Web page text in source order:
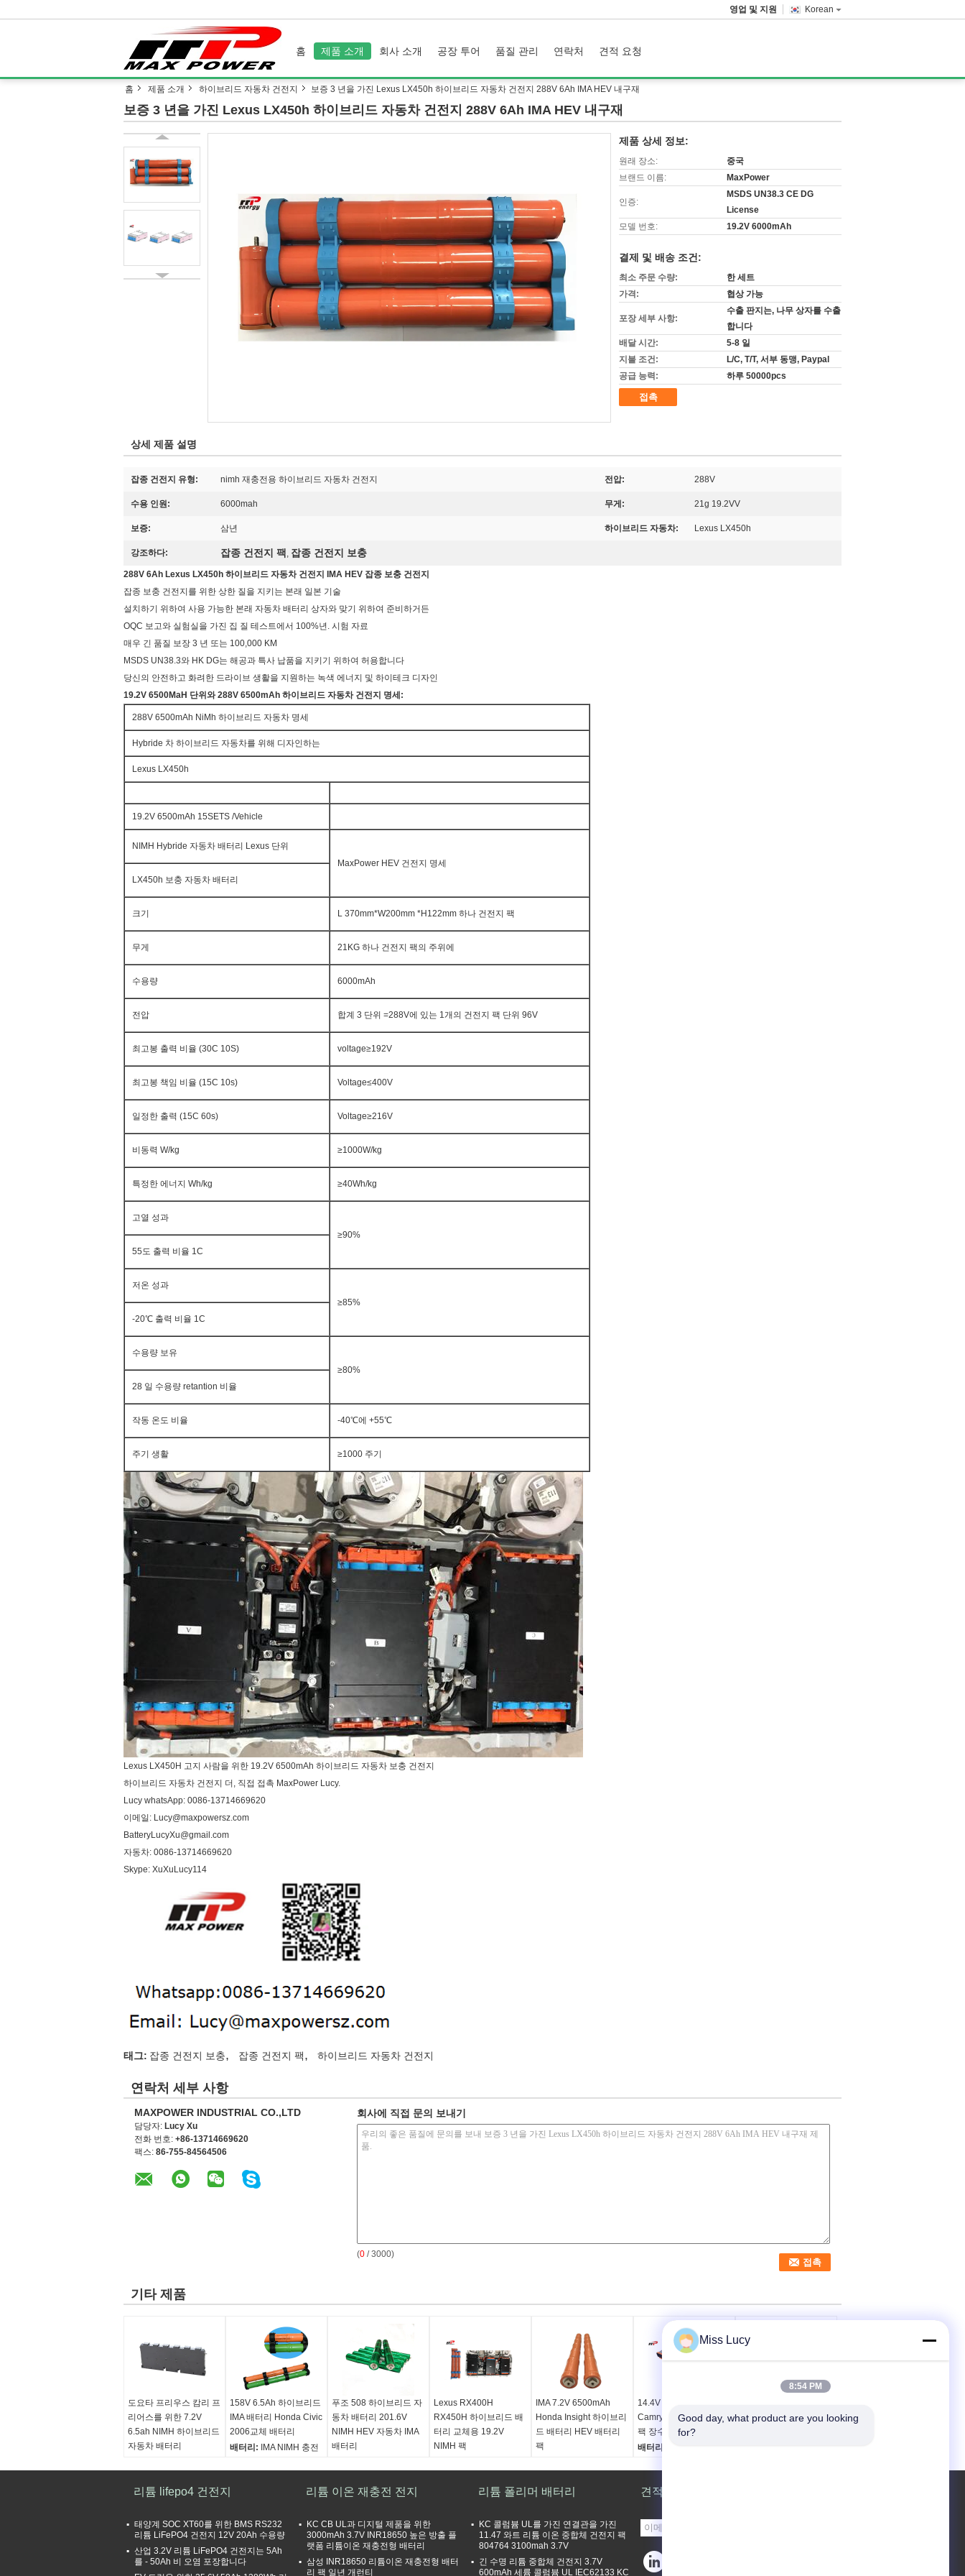
Korean
영업 및 지원
홈 제품 소개 회사 소개 공장 투어 품질 관리 연락처 견적 요청
홈 제품 소개 하이브리드 자동차 건전지 보증 3 년을 가진 Lexus LX450h 하이브리드 자동차 건전지 288V 6Ah IMA HEV 내구재
보증 3 년을 가진 Lexus LX450h 하이브리드 자동차 건전지 288V 6Ah IMA HEV 내구재
제품 상세 정보:
원래 장소:
중국
브랜드 이름:
MaxPower
인증:
MSDS UN38.3 CE DG
License
모델 번호:
19.2V 6000mAh
결제 및 배송 조건:
최소 주문 수량:
한 세트
가격:
협상 가능
포장 세부 사항:
수출 판지는, 나무 상자를 수출
합니다
배달 시간:
5-8 일
지불 조건:
L/C, T/T, 서부 동맹, Paypal
공급 능력:
하루 50000pcs
접촉
상세 제품 설명
잡종 건전지 유형: nimh 재충전용 하이브리드 자동차 건전지 전압: 288V
수용 인원: 6000mah 무게: 21g 19.2VV
보증: 삼년 하이브리드 자동차: Lexus LX450h
강조하다: 잡종 건전지 팩 , 잡종 건전지 보충
288V 6Ah Lexus LX450h 하이브리드 자동차 건전지 IMA HEV 잡종 보충 건전지
잡종 보충 건전지를 위한 상한 질을 지키는 본래 일본 기술
설치하기 위하여 사용 가능한 본래 자동차 배터리 상자와 맞기 위하여 준비하거든
OQC 보고와 실험실을 가진 집 질 테스트에서 100%년. 시험 자료
매우 긴 품질 보장 3 년 또는 100,000 KM
MSDS UN38.3와 HK DG는 해공과 특사 납품을 지키기 위하여 허용합니다
당신의 안전하고 화려한 드라이브 생활을 지원하는 녹색 에너지 및 하이테크 디자인
19.2V 6500MaH 단위와 288V 6500mAh 하이브리드 자동차 건전지 명세:
288V 6500mAh NiMh 하이브리드 자동차 명세
Hybride 차 하이브리드 자동차를 위해 디자인하는
Lexus LX450h
19.2V 6500mAh 15SETS /Vehicle
NIMH Hybride 자동차 배터리 Lexus 단위
MaxPower HEV 건전지 명세
LX450h 보충 자동차 배터리
크기 L 370mm*W200mm *H122mm 하나 건전지 팩
무게 21KG 하나 건전지 팩의 주위에
수용량 6000mAh
전압 합계 3 단위 =288V에 있는 1개의 건전지 팩 단위 96V
최고봉 출력 비율 (30C 10S) voltage≥192V
최고봉 책임 비율 (15C 10s) Voltage≤400V
일정한 출력 (15C 60s) Voltage≥216V
비동력 W/kg ≥1000W/kg
특정한 에너지 Wh/kg ≥40Wh/kg
고열 성과
≥90%
55도 출력 비율 1C
저온 성과
≥85%
-20℃ 출력 비율 1C
수용량 보유
≥80%
28 일 수용량 retantion 비율
작동 온도 비율 -40℃에 +55℃
주기 생활 ≥1000 주기
Lexus LX450H 고지 사람을 위한 19.2V 6500mAh 하이브리드 자동차 보충 건전지
하이브리드 자동차 건전지 더, 직접 접촉 MaxPower Lucy.
Lucy whatsApp: 0086-13714669620
이메일: Lucy@maxpowersz.com
BatteryLucyXu@gmail.com
자동차: 0086-13714669620
Skype: XuXuLucy114
태그: 잡종 건전지 보충, 잡종 건전지 팩, 하이브리드 자동차 건전지
연락처 세부 사항
MAXPOWER INDUSTRIAL CO.,LTD
담당자: Lucy Xu
전화 번호: +86-13714669620
팩스: 86-755-84564506
회사에 직접 문의 보내기
(0 / 3000)
기타 제품
도요타 프리우스 캄리 프
리어스를 위한 7.2V
6.5ah NIMH 하이브리드
자동차 배터리
전압:7.2V
싸이클 수명:6000 이상
생활 주기는 하이브리드
자동차의 설계를 했습니
다
158V 6.5Ah 하이브리드
IMA 배터리 Honda Civic
2006교체 배터리
배터리:
IMA NIMH 충전
푸조 508 하이브리드 자
동차 배터리 201.6V
NIMH HEV 자동차 IMA
배터리
전압: 모듈 4.8V, 전체 팩
능력: 6500mAh
중량: 720g/module
Lexus RX400H
RX450H 하이브리드 배
터리 교체용 19.2V
NIMH 팩
370*200*122mm
IMA 7.2V 6500mAh
Honda Insight 하이브리
드 배터리 HEV 배터리
팩
터리 팩
전압:7.2V
크기:직경 34.0±0.5mm
길이 : 382±2mm(단자
포함)
14.4V 6.5Ah Toyota
Camry 잡종 건전지 보충
팩 장수
배터리 유형:
용량:6.5아
Accord에 적합한 158V
리튬 lifepo4 건전지
태양계 SOC XT60를 위한 BMS RS232
리튬 LiFePO4 건전지 12V 20Ah 수용량
산업 3.2V 리튬 LiFePO4 건전지는 5Ah
를 - 50Ah 비 오염 포장합니다
리튬 이온 재충전 전지
KC CB UL과 디지털 제품을 위한
3000mAh 3.7V INR18650 높은 방출 플
랫폼 리튬이온 재충전형 배터리
삼성 INR18650 리튬이온 재충전형 배터
리 팩 일년 개런티
리튬 폴리머 배터리
KC 콜럼븀 UL를 가진 연결관을 가진
11.47 와트 리튬 이온 중합체 건전지 팩
804764 3100mah 3.7V
긴 수명 리튬 중합체 건전지 3.7V
600mAh 세륨 콜럼븀 UL IEC62133 KC
견적 요청
Miss Lucy
8:54 PM
Good day, what product are you looking
for?